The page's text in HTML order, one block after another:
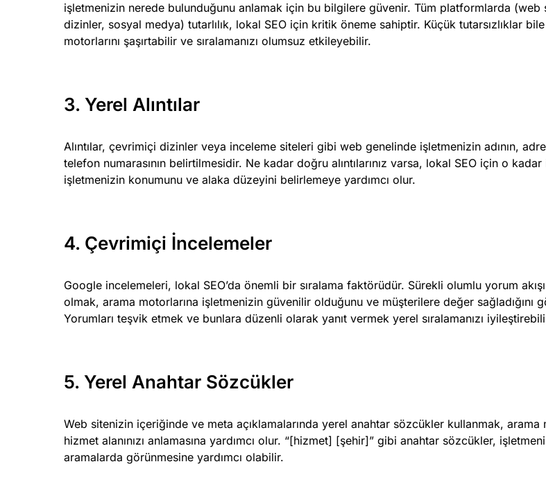
işletmenizin nerede bulunduğunu anlamak için bu bilgilere güvenir. Tüm platformlarda (web
dizinler, sosyal medya) tutarlılık, lokal SEO için kritik öneme sahiptir. Küçük tutarsızlıklar
motorlarını şaşırtabilir ve sıralamanızı olumsuz etkileyebilir.
3. Yerel Alıntılar
Alıntılar, çevrimiçi dizinler veya inceleme siteleri gibi web genelinde işletmenizin adının,
telefon numarasının belirtilmesidir. Ne kadar doğru alıntılarınız varsa, lokal SEO için o kadar
işletmenizin konumunu ve alaka düzeyini belirlemeye yardımcı olur.
4. Çevrimiçi İncelemeler
Google incelemeleri, lokal SEO’da önemli bir sıralama faktörüdür. Sürekli olumlu yorum
olmak, arama motorlarına işletmenizin güvenilir olduğunu ve müşterilere değer sağladığını
Yorumları teşvik etmek ve bunlara düzenli olarak yanıt vermek yerel sıralamanızı
5. Yerel Anahtar Sözcükler
Web sitenizin içeriğinde ve meta açıklamalarında yerel anahtar sözcükler kullanmak, arama
hizmet alanınızı anlamasına yardımcı olur. “[hizmet] [şehir]” gibi anahtar sözcükler,
aramalarda görünmesine yardımcı olabilir.